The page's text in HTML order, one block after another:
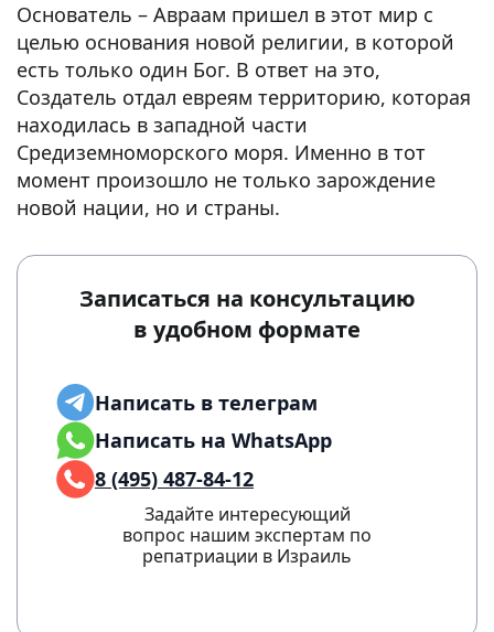
Основатель – Авраам пришел в этот мир с
целью основания новой религии, в которой
есть только один Бог. В ответ на это,
Создатель отдал евреям территорию, которая
находилась в западной части
Средиземноморского моря. Именно в тот
момент произошло не только зарождение
новой нации, но и страны.
Записаться на консультацию
в удобном формате
Написать в телеграм
Написать на WhatsApp
8 (495) 487-84-12
Задайте интересующий
вопрос нашим экспертам по
репатриации в Израиль